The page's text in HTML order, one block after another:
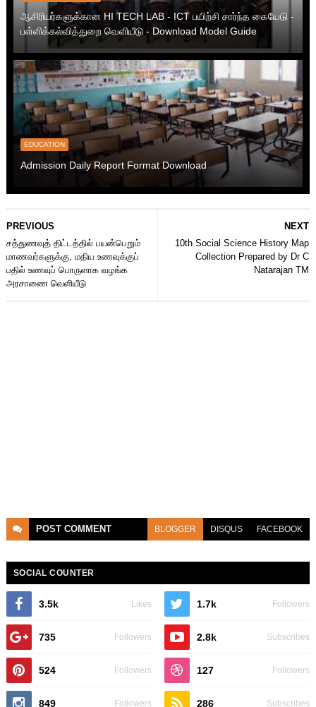
ஆசிரியர்களுக்கான HI TECH LAB - ICT பயிற்சி சார்ந்த கையேடு -
பள்ளிக்கல்வித்துறை வெளியீடு - Download Model Guide
EDUCATION
Admission Daily Report Format Download
NEXT
10th Social Science History Map
Collection Prepared by Dr C
Natarajan TM
PREVIOUS
சத்துணவுத் திட்டத்தில் பயன்பெறும்
மாணவர்களுக்கு, மதிய உணவுக்குப்
பதில் உணவுப் பொருளாக வழங்க
அரசாணை வெளியீடு
POST COMMENT BLOGGER DISQUS FACEBOOK
SOCIAL COUNTER
3.5k Likes 1.7k Followers
735 Followers 2.8k Subscribes
524 Followers 127 Followers
849 Followers 286 Subscribes